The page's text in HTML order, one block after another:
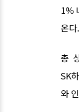
1%
온다.
총
SK
와